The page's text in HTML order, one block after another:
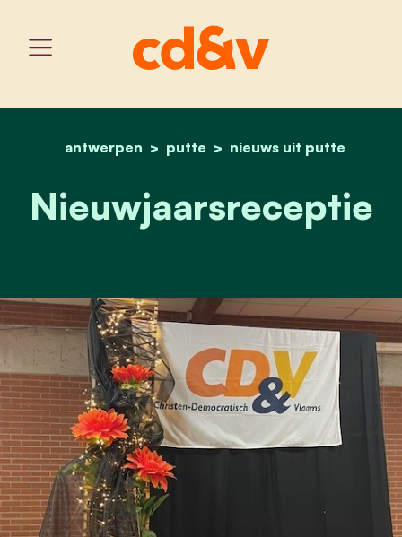
home
antwerpen putte nieuws uit putte
nieuwjaarsreceptie
Nieuwjaarsreceptie